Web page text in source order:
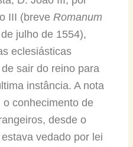
III (breve Romanum
julho de 1554),
eclesiásticas
sair do reino para
instância. A nota
conhecimento de
desde o
vedado por lei